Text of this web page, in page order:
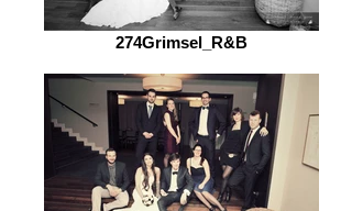
274Grimsel_R&B